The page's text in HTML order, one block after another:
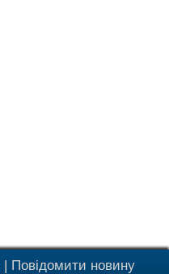
| Повідомити новину